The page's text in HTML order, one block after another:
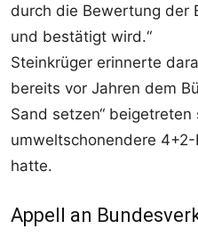
durch die Bewertung der
und bestätigt wird.“
Steinkrüger erinnerte
bereits vor Jahren dem
Sand setzen“
umweltschonendere
hatte.
Appell an